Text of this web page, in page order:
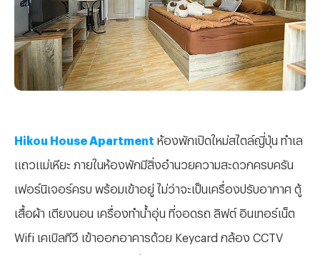
Hikou House Apartment ห้องพักเปิดใหม่สไตล์ญี่ปุ่น ทำเล
แถวแม่เหียะ ภายในห้องพักมีสิ่งอำนวยความสะดวกครบครัน
เฟอร์นิเจอร์ครบ พร้อมเข้าอยู่ ไม่ว่าจะเป็นเครื่องปรับอากาศ ตู้
เสื้อผ้า เตียงนอน เครื่องทำน้ำอุ่น ที่จอดรถ ลิฟต์ อินเทอร์เน็ต
Wifi เคเบิลทีวี เข้าออกอาคารด้วย Keycard กล้อง CCTV